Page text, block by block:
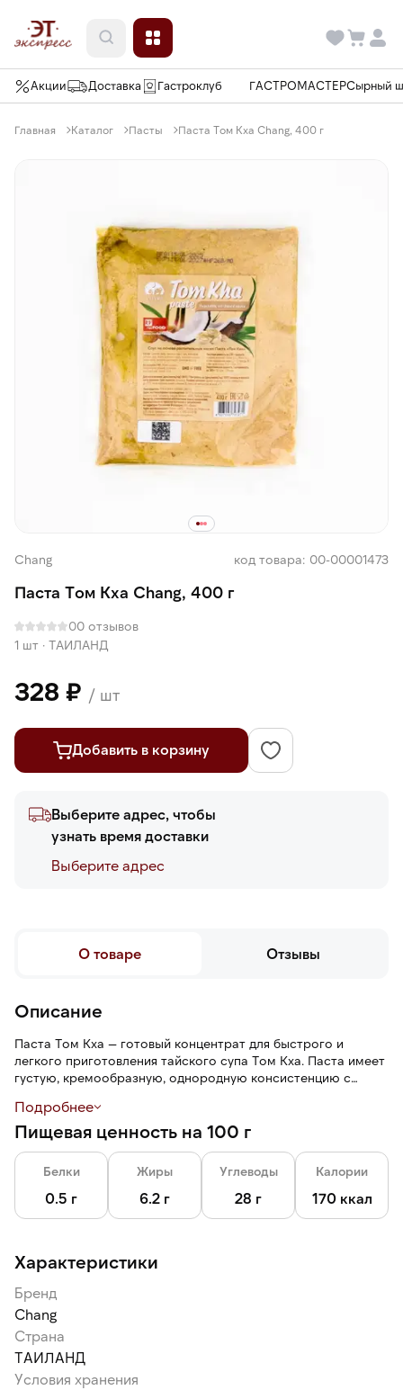
Акции Доставка Гастроклуб ГАСТРОМАСТЕРСырный
Главная Каталог Пасты Паста Том Кха Chang, 400 г
Chang код товара: 00-00001473
Паста Том Кха Chang, 400 г
00 отзывов
1 шт · ТАИЛАНД
328 ₽ / шт
Добавить в корзину
Выберите адрес, чтобы
узнать время доставки
Выберите адреc
О товаре Отзывы
Описание
Паста Том Кха — готовый концентрат для быстрого и
легкого приготовления тайского супа Том Кха. Паста имеет
густую, кремообразную, однородную консистенцию с
кокосового молока, яркую остроту перца, цитрусовую
свежесть и пряный аромат тайских трав.
Подробнее
Пищевая ценность на 100 г
Белки
0.5 г
Жиры
6.2 г
Углеводы
28 г
Калории
170 ккал
Характеристики
Бренд
Chang
Страна
ТАИЛАНД
Условия хранения